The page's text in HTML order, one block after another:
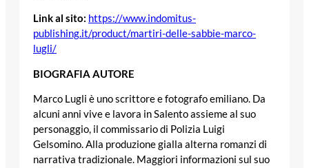
Link al sito: https://www.indomitus-
publishing.it/product/martiri-delle-sabbie-marco-
lugli/
BIOGRAFIA AUTORE
Marco Lugli è uno scrittore e fotografo emiliano. Da
alcuni anni vive e lavora in Salento assieme al suo
personaggio, il commissario di Polizia Luigi
Gelsomino. Alla produzione gialla alterna romanzi di
narrativa tradizionale. Maggiori informazioni sul suo